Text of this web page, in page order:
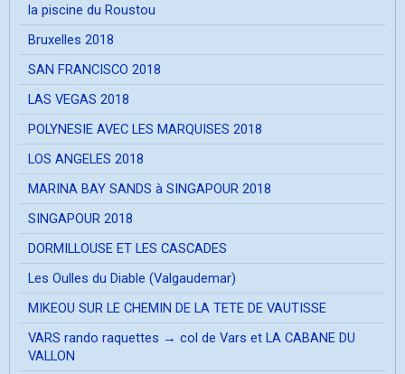
la piscine du Roustou
Bruxelles 2018
SAN FRANCISCO 2018
LAS VEGAS 2018
POLYNESIE AVEC LES MARQUISES 2018
LOS ANGELES 2018
MARINA BAY SANDS à SINGAPOUR 2018
SINGAPOUR 2018
DORMILLOUSE ET LES CASCADES
Les Oulles du Diable (Valgaudemar)
MIKEOU SUR LE CHEMIN DE LA TETE DE VAUTISSE
VARS rando raquettes → col de Vars et LA CABANE DU
VALLON